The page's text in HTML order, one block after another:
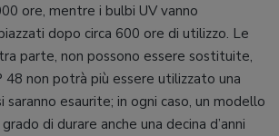
ore, mentre i bulbi UV vanno
dopo circa 600 ore di utilizzo. Le
parte, non possono essere sostituite,
48 non potrà più essere utilizzato una
esaurite; in ogni caso, un modello
di durare anche una decina d’anni